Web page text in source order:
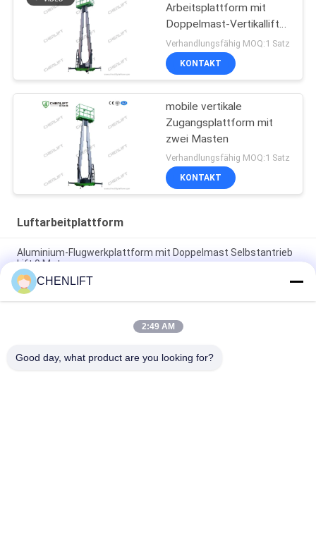
Arbeitsplattform mit
Doppelmast-Vertikallift
mit
Verlängerungsplattform
Verhandlungsfähig MOQ:1 Satz
KONTAKT
mobile vertikale
Zugangsplattform mit
zwei Masten
Verhandlungsfähig MOQ:1 Satz
KONTAKT
Luftarbeitplattform
Aluminium-Flugwerkplattform mit Doppelmast Selbstantrieb
Lift 9 Meter
10 Meter Höhe Arbeitsbühne mit Doppelmast hydraulischer
Vertikallift
Luftarbeitsplattform aus Aluminium mit Aufzugshöhe 14 m
CHENLIFT
2:49 AM
Good day, what product are you looking for?